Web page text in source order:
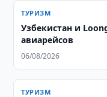
ТУРИЗМ
Узбекистан и
авиарейсов
06/08/2026
ТУРИЗМ